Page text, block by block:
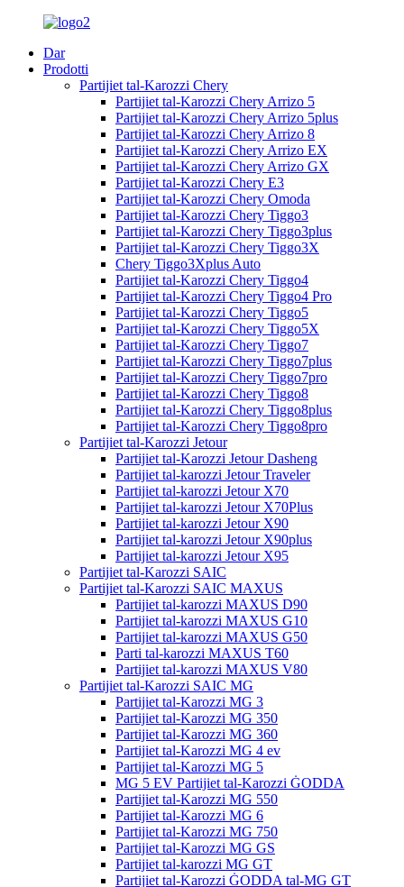
Dar
Prodotti
Partijiet tal-Karozzi Chery
Partijiet tal-Karozzi Chery Arrizo 5
Partijiet tal-Karozzi Chery Arrizo 5plus
Partijiet tal-Karozzi Chery Arrizo 8
Partijiet tal-Karozzi Chery Arrizo EX
Partijiet tal-Karozzi Chery Arrizo GX
Partijiet tal-Karozzi Chery E3
Partijiet tal-Karozzi Chery Omoda
Partijiet tal-Karozzi Chery Tiggo3
Partijiet tal-Karozzi Chery Tiggo3plus
Partijiet tal-Karozzi Chery Tiggo3X
Chery Tiggo3Xplus Auto
Partijiet tal-Karozzi Chery Tiggo4
Partijiet tal-Karozzi Chery Tiggo4 Pro
Partijiet tal-Karozzi Chery Tiggo5
Partijiet tal-Karozzi Chery Tiggo5X
Partijiet tal-Karozzi Chery Tiggo7
Partijiet tal-Karozzi Chery Tiggo7plus
Partijiet tal-Karozzi Chery Tiggo7pro
Partijiet tal-Karozzi Chery Tiggo8
Partijiet tal-Karozzi Chery Tiggo8plus
Partijiet tal-Karozzi Chery Tiggo8pro
Partijiet tal-Karozzi Jetour
Partijiet tal-Karozzi Jetour Dasheng
Partijiet tal-karozzi Jetour Traveler
Partijiet tal-karozzi Jetour X70
Partijiet tal-karozzi Jetour X70Plus
Partijiet tal-karozzi Jetour X90
Partijiet tal-karozzi Jetour X90plus
Partijiet tal-karozzi Jetour X95
Partijiet tal-Karozzi SAIC
Partijiet tal-Karozzi SAIC MAXUS
Partijiet tal-karozzi MAXUS D90
Partijiet tal-karozzi MAXUS G10
Partijiet tal-karozzi MAXUS G50
Parti tal-karozzi MAXUS T60
Partijiet tal-karozzi MAXUS V80
Partijiet tal-Karozzi SAIC MG
Partijiet tal-Karozzi MG 3
Partijiet tal-Karozzi MG 350
Partijiet tal-Karozzi MG 360
Partijiet tal-Karozzi MG 4 ev
Partijiet tal-Karozzi MG 5
MG 5 EV Partijiet tal-Karozzi ĠODDA
Partijiet tal-Karozzi MG 550
Partijiet tal-Karozzi MG 6
Partijiet tal-Karozzi MG 750
Partijiet tal-Karozzi MG GS
Partijiet tal-karozzi MG GT
Partijiet tal-Karozzi ĠODDA tal-MG GT